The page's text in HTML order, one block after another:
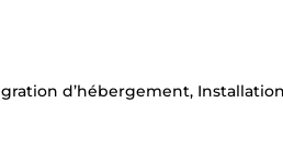
d’hébergement,